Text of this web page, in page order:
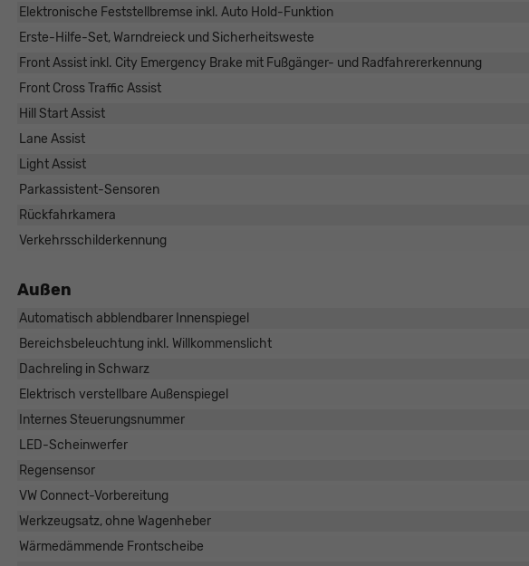
Elektronische Feststellbremse inkl. Auto Hold-Funktion
Erste-Hilfe-Set, Warndreieck und Sicherheitsweste
Front Assist inkl. City Emergency Brake mit Fußgänger- und Radfahrererkennung
Front Cross Traffic Assist
Hill Start Assist
Lane Assist
Light Assist
Parkassistent-Sensoren
Rückfahrkamera
Verkehrsschilderkennung
Außen
Automatisch abblendbarer Innenspiegel
Bereichsbeleuchtung inkl. Willkommenslicht
Dachreling in Schwarz
Elektrisch verstellbare Außenspiegel
Internes Steuerungsnummer
LED-Scheinwerfer
Regensensor
VW Connect-Vorbereitung
Werkzeugsatz, ohne Wagenheber
Wärmedämmende Frontscheibe